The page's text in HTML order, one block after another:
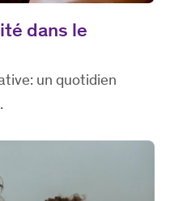
dans le
un quotidien